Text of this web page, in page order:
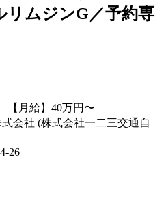
リムジンG／予約専
【月給】40万円〜
会社 (株式会社一二三交通自
26